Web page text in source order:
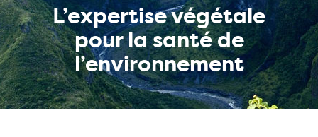
L’expertise végétale
pour la santé de
l’environnement